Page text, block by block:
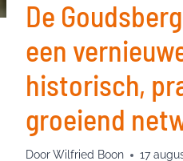
De
een
historisch,
groeiend
DoorWilfried Boon 17